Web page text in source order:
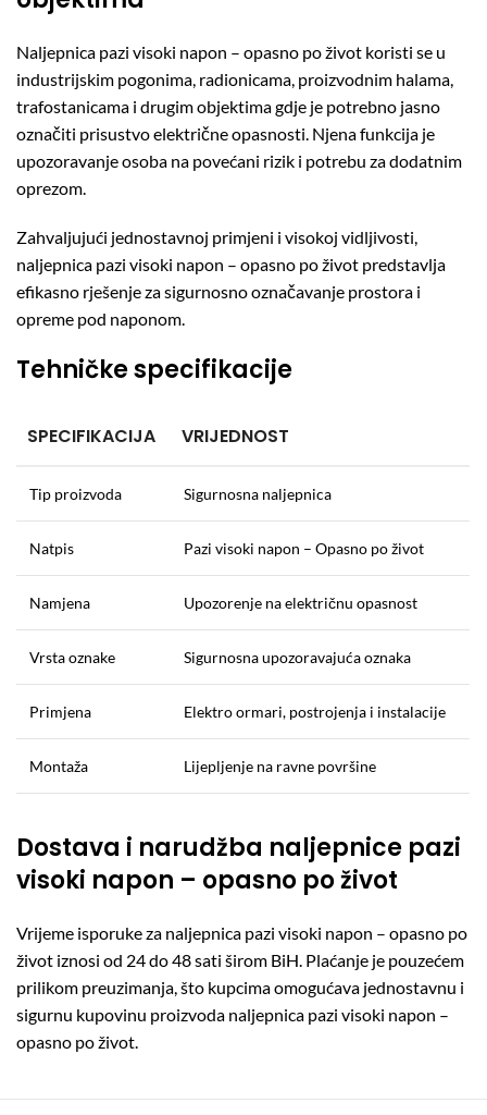
Naljepnica pazi visoki napon – opasno po život koristi se u
industrijskim pogonima, radionicama, proizvodnim halama,
trafostanicama i drugim objektima gdje je potrebno jasno
označiti prisustvo električne opasnosti. Njena funkcija je
upozoravanje osoba na povećani rizik i potrebu za dodatnim
oprezom.
Zahvaljujući jednostavnoj primjeni i visokoj vidljivosti,
naljepnica pazi visoki napon – opasno po život predstavlja
efikasno rješenje za sigurnosno označavanje prostora i
opreme pod naponom.
Tehničke specifikacije
SPECIFIKACIJA VRIJEDNOST
Tip proizvoda Sigurnosna naljepnica
Natpis Pazi visoki napon – Opasno po život
Namjena Upozorenje na električnu opasnost
Vrsta oznake Sigurnosna upozoravajuća oznaka
Primjena Elektro ormari, postrojenja i instalacije
Montaža Lijepljenje na ravne površine
Dostava i narudžba naljepnice pazi
visoki napon – opasno po život
Vrijeme isporuke za naljepnica pazi visoki napon – opasno po
život iznosi od 24 do 48 sati širom BiH. Plaćanje je pouzećem
prilikom preuzimanja, što kupcima omogućava jednostavnu i
sigurnu kupovinu proizvoda naljepnica pazi visoki napon –
opasno po život.